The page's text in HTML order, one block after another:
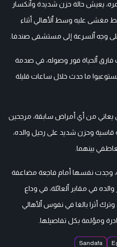
يعيش حالة حزن شديدة وٱنكسار
مغشى عليه وسط ٱلأهالي أثناء
وجه ٱلسرعة إلى مستشفى صندفا.
فارق ٱلحياة فور وصوله، في صدمة
ما حدث خلال ساعات قليلة
من أي أمراض سابقة، مرجحين
وحزن شديد على رحيل والده،
بينهما.
وجدت نفسها أمام فاجعة مضاعفة
في مقابر ٱلعائلة، في وداع
أثرا بالغا في نفوس ٱلأهالي
ومؤلمة بكل تفاصيلها.
Sandafa